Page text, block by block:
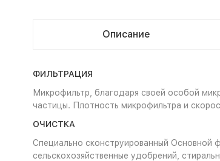
Описание
ФИЛЬТРАЦИЯ
Микрофильтр, благодаря своей особой
частицы. Плотность микрофильтра и
ОЧИСТКА
Специально сконструированный Основной
сельскохозяйственные удобрений,